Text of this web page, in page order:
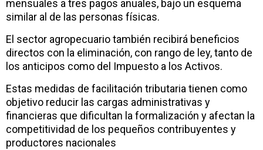
mensuales a tres pagos anuales, bajo un esquema
similar al de las personas físicas.
El sector agropecuario también recibirá beneficios
directos con la eliminación, con rango de ley, tanto de
los anticipos como del Impuesto a los Activos.
Estas medidas de facilitación tributaria tienen como
objetivo reducir las cargas administrativas y
financieras que dificultan la formalización y afectan la
competitividad de los pequeños contribuyentes y
productores nacionales